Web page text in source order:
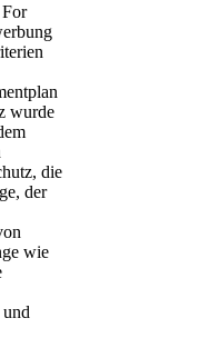
wurde
die
der
wie